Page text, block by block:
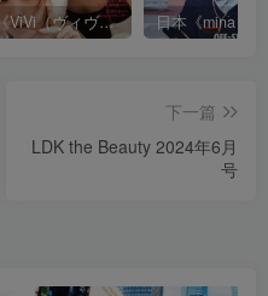
日本《ViVi（ヴィヴィ）》女性流行时尚杂志 PDF电子版【2024年·全年订阅】
下一篇
LDK the Beauty 2024年6月
号